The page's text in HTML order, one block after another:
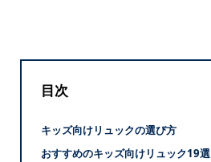
目次
キッズ向けリュックの選び方
おすすめのキッズ向けリュック19選